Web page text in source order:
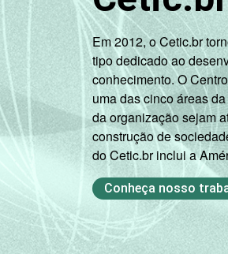
Em 2012, o Cetic.br
tipo dedicado ao
conhecimento. O
uma das cinco áreas
da organização sejam
construção de
do Cetic.br inclui a
Conheça nosso